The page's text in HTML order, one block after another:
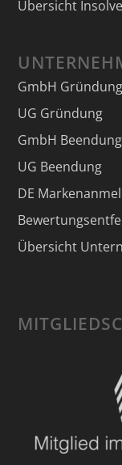
Übersicht
GmbH Gründung
UG Gründung
GmbH Beendung
UG Beendung
DE
Übersicht